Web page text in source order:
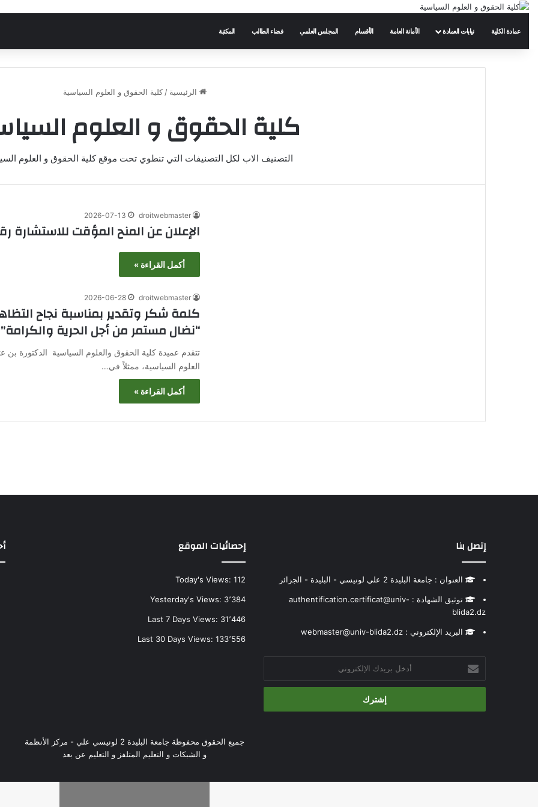
عمادة الكلية نيابات العمادة الأمانة العامة الأقسام المجلس العلمي فضاء الطالب المكتبة
الرئيسية / كلية الحقوق و العلوم السياسية
كلية الحقوق و العلوم
التصنيف الاب لكل التصنيفات التي تنطوي تحت موقع كلية الحقوق و العلوم
droitwebmaster
2026-07-13
الإعلان عن المنح المؤقت للاستشارة رقم 14-15-16/
أكمل القراءة »
droitwebmaster
2026-06-28
كلمة شكر وتقدير بمناسبة نجاح
“نضال مستمر من أجل الحرية والكرامة”
تتقدم عميدة كلية الحقوق والعلوم السياسية الدكتورة
العلوم السياسية، ممثلاً في…
أكمل القراءة »
إتصل بنا
العنوان : جامعة البليدة 2 علي لونيسي - البليدة - الجزائر
توثيق الشهادة : authentification.certificat@univ-
blida2.dz
البريد الإلكتروني : webmaster@univ-blida2.dz
بريدك
الإلكتروني
إحصائيات الموقع
Today's Views:112
Yesterday's Views: 3٬384
Last 7 Days Views: 31٬446
Last 30 Days Views:133٬556
جميع الحقوق محفوظة جامعة البليدة 2 لونيسي علي - مركز الأنظمة
و الشبكات و التعليم المتلفز و التعليم عن بعد